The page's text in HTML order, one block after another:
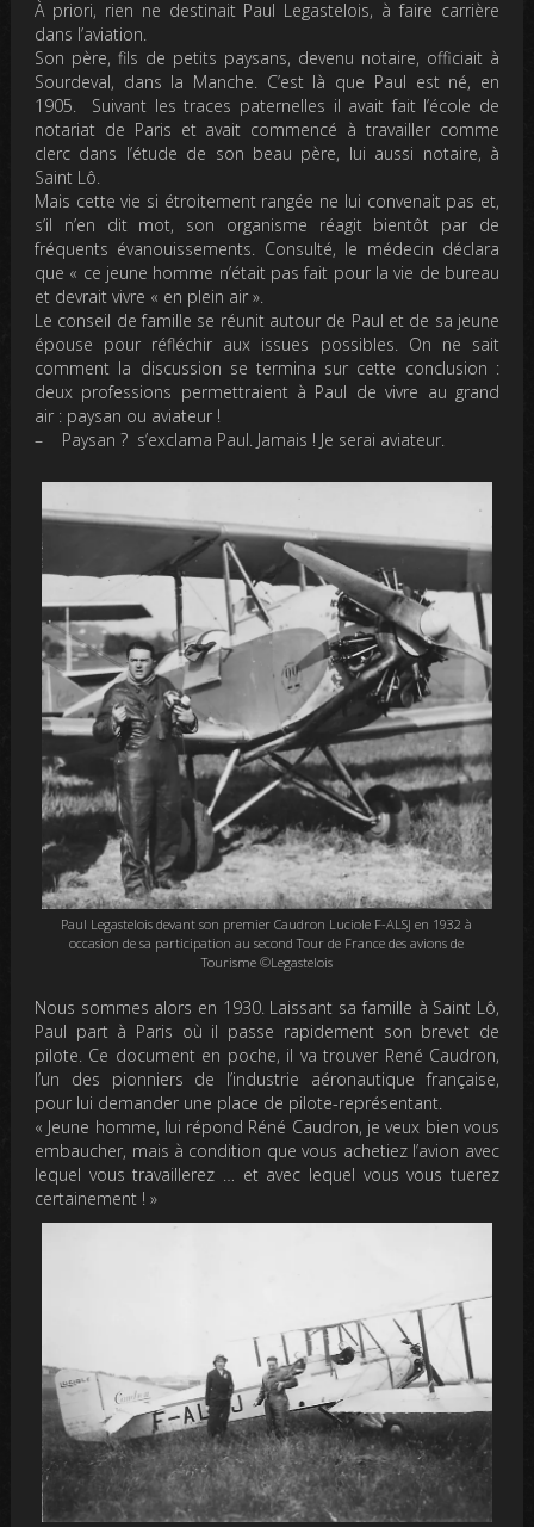
À priori, rien ne destinait Paul Legastelois, à faire carrière
dans l’aviation.
Son père, fils de petits paysans, devenu notaire, officiait à
Sourdeval, dans la Manche. C’est là que Paul est né, en
1905. Suivant les traces paternelles il avait fait l’école de
notariat de Paris et avait commencé à travailler comme
clerc dans l’étude de son beau père, lui aussi notaire, à
Saint Lô.
Mais cette vie si étroitement rangée ne lui convenait pas et,
s’il n’en dit mot, son organisme réagit bientôt par de
fréquents évanouissements. Consulté, le médecin déclara
que « ce jeune homme n’était pas fait pour la vie de bureau
et devrait vivre « en plein air ».
Le conseil de famille se réunit autour de Paul et de sa jeune
épouse pour réfléchir aux issues possibles. On ne sait
comment la discussion se termina sur cette conclusion :
deux professions permettraient à Paul de vivre au grand
air : paysan ou aviateur !
– Paysan ? s’exclama Paul. Jamais ! Je serai aviateur.
Paul Legastelois devant son premier Caudron Luciole F-ALSJ en 1932 à
occasion de sa participation au second Tour de France des avions de
Tourisme ©Legastelois
Nous sommes alors en 1930. Laissant sa famille à Saint Lô,
Paul part à Paris où il passe rapidement son brevet de
pilote. Ce document en poche, il va trouver René Caudron,
l’un des pionniers de l’industrie aéronautique française,
pour lui demander une place de pilote-représentant.
« Jeune homme, lui répond Réné Caudron, je veux bien vous
embaucher, mais à condition que vous achetiez l’avion avec
lequel vous travaillerez … et avec lequel vous vous tuerez
certainement ! »